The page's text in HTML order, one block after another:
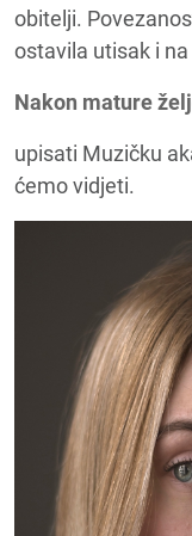
obitelji.
ostavila utisak i
Nakon mature
upisati Muzičku
ćemo vidjeti.